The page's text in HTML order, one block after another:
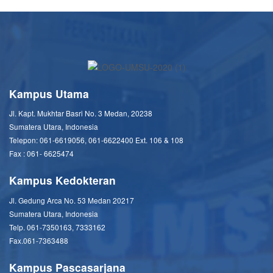
Kampus Utama
Jl. Kapt. Mukhtar Basri No. 3 Medan, 20238
Sumatera Utara, Indonesia
Telepon: 061-6619056, 061-6622400 Ext. 106 & 108
Fax : 061- 6625474
Kampus Kedokteran
Jl. Gedung Arca No. 53 Medan 20217
Sumatera Utara, Indonesia
Telp. 061-7350163, 7333162
Fax.061-7363488
Kampus Pascasarjana